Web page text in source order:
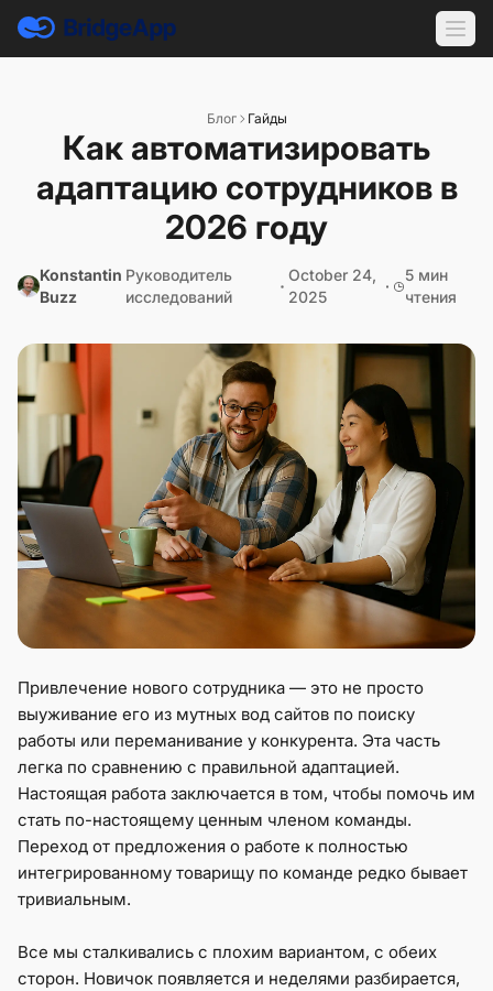
Блог Гайды
Как автоматизировать
адаптацию сотрудников в
2026 году
Konstantin
Buzz
Руководитель
исследований
October 24,
2025
5 мин
чтения
Привлечение нового сотрудника — это не просто
выуживание его из мутных вод сайтов по поиску
работы или переманивание у конкурента. Эта часть
легка по сравнению с правильной адаптацией.
Настоящая работа заключается в том, чтобы помочь им
стать по-настоящему ценным членом команды.
Переход от предложения о работе к полностью
интегрированному товарищу по команде редко бывает
тривиальным.
Все мы сталкивались с плохим вариантом, с обеих
сторон. Новичок появляется и неделями разбирается,